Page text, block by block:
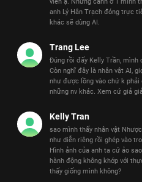
anh Lý Hân Trạch đóng trực
khác sẽ dùng AI.
Trang Lee
Đúng rồi đấy Kelly Trần, mình
Còn nghĩ đây là nhân vật AI,
như được lồng vào chứ k
những nv khác. Xem cứ giả
Kelly Tran
sao mình thấy nhân vật
như diễn riêng rồi ghép vào
Hình ảnh của anh ta cứ ảo
hành động không khớp với
thấy giống mình không?